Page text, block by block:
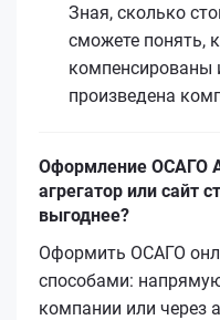
Зная, сколько
сможете понять,
компенсированы
произведена
Оформление ОСАГО
агрегатор или сайт
выгоднее?
Оформить ОСАГО
способами:
компании или через